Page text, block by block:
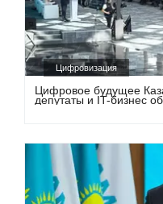
Цифровизация
Цифровое будущее
депутаты и IT-бизнес